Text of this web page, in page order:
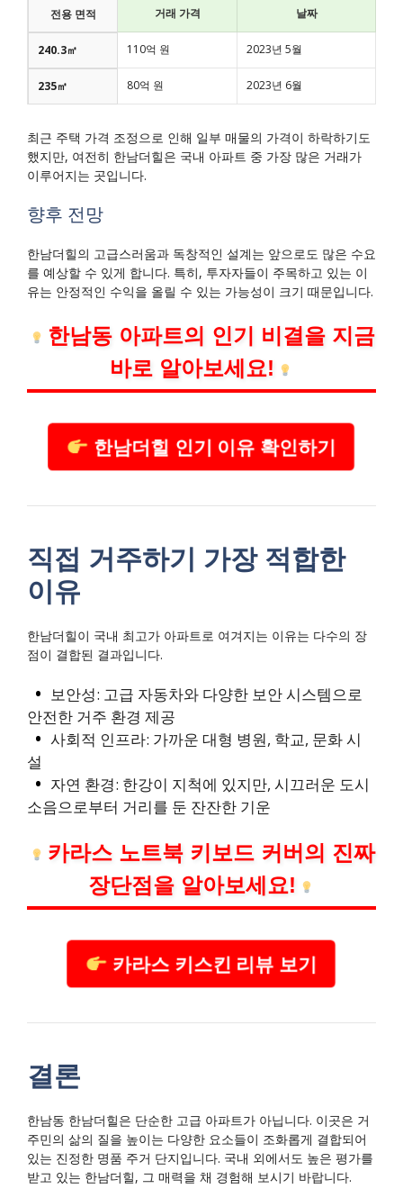
전용 면적 거래 가격 날짜
240.3㎡ 110억 원 2023년 5월
235㎡ 80억 원 2023년 6월
최근 주택 가격 조정으로 인해 일부 매물의 가격이 하락하기도
했지만, 여전히 한남더힐은 국내 아파트 중 가장 많은 거래가
이루어지는 곳입니다.
향후 전망
한남더힐의 고급스러움과 독창적인 설계는 앞으로도 많은 수요
를 예상할 수 있게 합니다. 특히, 투자자들이 주목하고 있는 이
유는 안정적인 수익을 올릴 수 있는 가능성이 크기 때문입니다.
한남동 아파트의 인기 비결을 지금
바로 알아보세요!
한남더힐 인기 이유 확인하기
직접 거주하기 가장 적합한
이유
한남더힐이 국내 최고가 아파트로 여겨지는 이유는 다수의 장
점이 결합된 결과입니다.
보안성: 고급 자동차와 다양한 보안 시스템으로
안전한 거주 환경 제공
사회적 인프라: 가까운 대형 병원, 학교, 문화 시
설
자연 환경: 한강이 지척에 있지만, 시끄러운 도시
소음으로부터 거리를 둔 잔잔한 기운
카라스 노트북 키보드 커버의 진짜
장단점을 알아보세요!
카라스 키스킨 리뷰 보기
결론
한남동 한남더힐은 단순한 고급 아파트가 아닙니다. 이곳은 거
주민의 삶의 질을 높이는 다양한 요소들이 조화롭게 결합되어
있는 진정한 명품 주거 단지입니다. 국내 외에서도 높은 평가를
받고 있는 한남더힐, 그 매력을 채 경험해 보시기 바랍니다.